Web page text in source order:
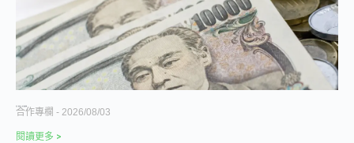
合作專欄 2026/08/03
閱讀更多 >